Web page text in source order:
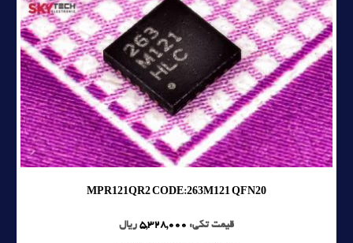
MPR121QR2 CODE:263M121 QFN20
قیمت تکی: 5,328,000 ریال